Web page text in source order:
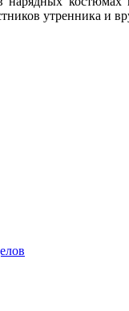
утренника и